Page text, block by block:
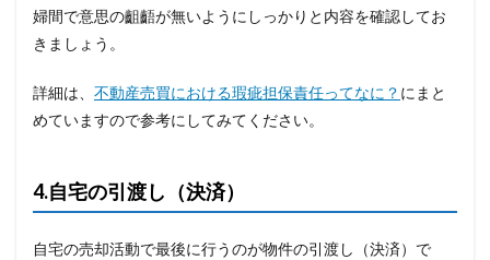
婦間で意思の齟齬が無いようにしっかりと内容を確認してお
きましょう。
詳細は、 不動産売買における瑕疵担保責任ってなに？ にまと
めていますので参考にしてみてください。
4.自宅の引渡し（決済）
自宅の売却活動で最後に行うのが物件の引渡し（決済）で